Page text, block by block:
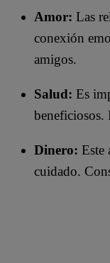
Amor: Las
conexión
amigos.
Salud: Es
beneficiosos.
Dinero: Este
cuidado.